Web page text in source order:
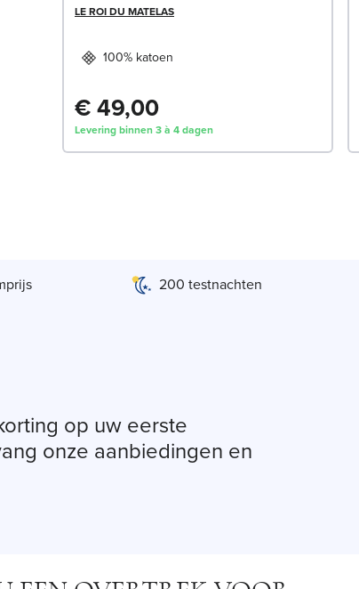
LE ROI DU MATELAS
100% katoen
€ 49,00
Levering binnen 3 à 4 dagen
200 testnachten
op uw eerste
onze aanbiedingen en